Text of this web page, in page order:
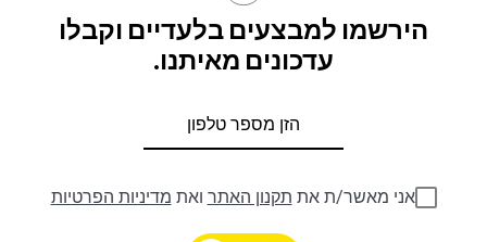
הירשמו למבצעים בלעדיים וקבלו
עדכונים מאיתנו.
אני מאשר/ת את תקנון האתר ואת מדיניות הפרטיות